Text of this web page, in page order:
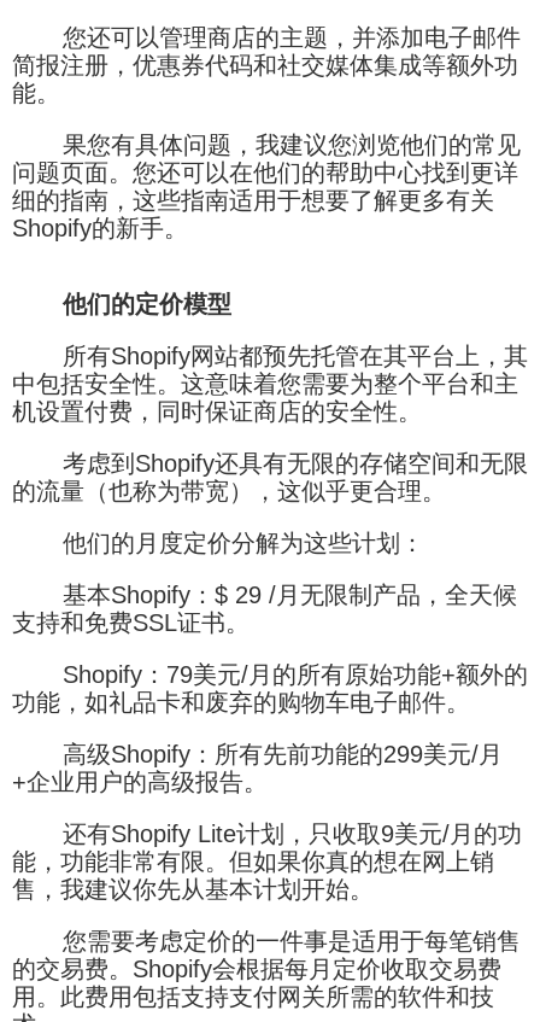
您还可以管理商店的主题，并添加电子邮件
简报注册，优惠券代码和社交媒体集成等额外功
能。
果您有具体问题，我建议您浏览他们的常见
问题页面。您还可以在他们的帮助中心找到更详
细的指南，这些指南适用于想要了解更多有关
Shopify的新手。
他们的定价模型
所有Shopify网站都预先托管在其平台上，其
中包括安全性。这意味着您需要为整个平台和主
机设置付费，同时保证商店的安全性。
考虑到Shopify还具有无限的存储空间和无限
的流量（也称为带宽），这似乎更合理。
他们的月度定价分解为这些计划：
基本Shopify：$ 29 /月无限制产品，全天候
支持和免费SSL证书。
Shopify：79美元/月的所有原始功能+额外的
功能，如礼品卡和废弃的购物车电子邮件。
高级Shopify：所有先前功能的299美元/月
+企业用户的高级报告。
还有Shopify Lite计划，只收取9美元/月的功
能，功能非常有限。但如果你真的想在网上销
售，我建议你先从基本计划开始。
您需要考虑定价的一件事是适用于每笔销售
的交易费。Shopify会根据每月定价收取交易费
用。此费用包括支持支付网关所需的软件和技